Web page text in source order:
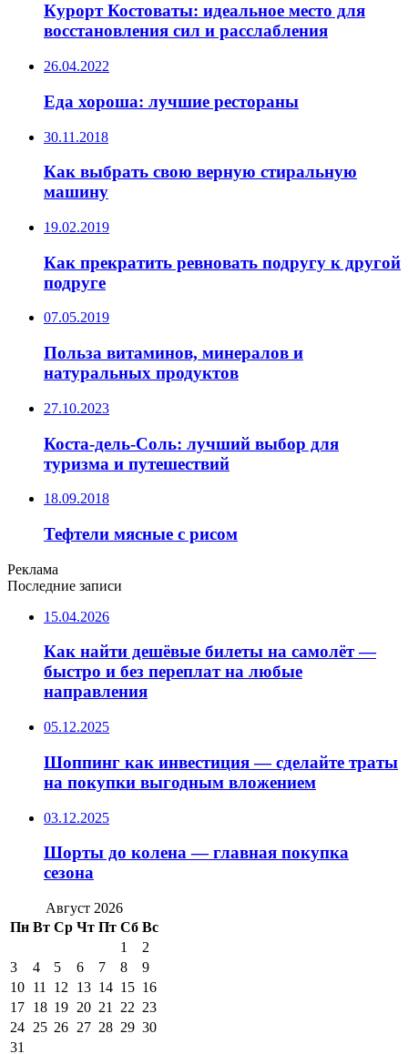
Курорт Костоваты: идеальное место для
восстановления сил и расслабления
26.04.2022
Еда хороша: лучшие рестораны
30.11.2018
Как выбрать свою верную стиральную
машину
19.02.2019
Как прекратить ревновать подругу к другой
подруге
07.05.2019
Польза витаминов, минералов и
натуральных продуктов
27.10.2023
Коста-дель-Соль: лучший выбор для
туризма и путешествий
18.09.2018
Тефтели мясные с рисом
Реклама
Последние записи
15.04.2026
Как найти дешёвые билеты на самолёт —
быстро и без переплат на любые
направления
05.12.2025
Шоппинг как инвестиция — сделайте траты
на покупки выгодным вложением
03.12.2025
Шорты до колена — главная покупка
сезона
Август 2026
Пн Вт Ср Чт Пт Сб Вс
1
2
3
4 5 6 7 8
9
10 11 12 13 14 15 16
17 18 19 20 21 22 23
24 25 26 27 28 29 30
31